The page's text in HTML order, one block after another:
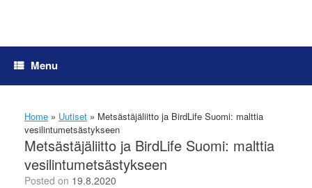
Menu
Home » Uutiset » Metsästäjäliitto ja BirdLife Suomi: malttia
vesilintumetsästykseen
Metsästäjäliitto ja BirdLife Suomi: malttia
vesilintumetsästykseen
Posted on 19.8.2020